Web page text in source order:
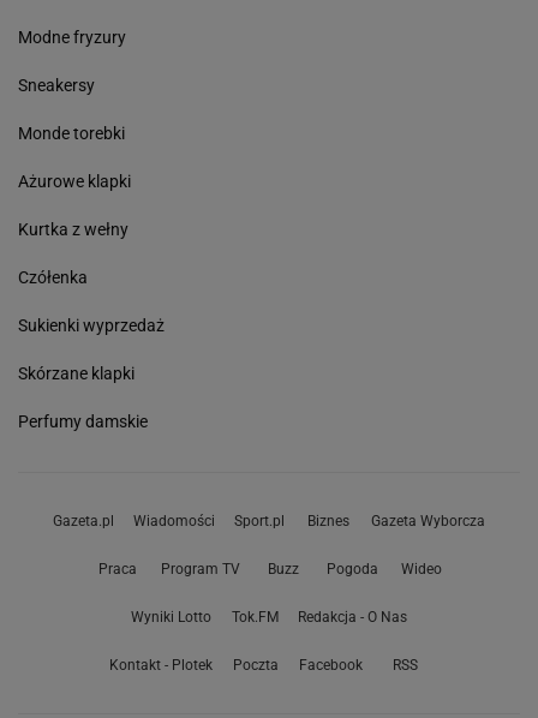
Modne fryzury
Sneakersy
Monde torebki
Ażurowe klapki
Kurtka z wełny
Czółenka
Sukienki wyprzedaż
Skórzane klapki
Perfumy damskie
Gazeta.pl Wiadomości Sport.pl Biznes Gazeta Wyborcza
Praca Program TV Buzz Pogoda Wideo
Wyniki Lotto Tok.FM Redakcja - O Nas
Kontakt - Plotek Poczta Facebook RSS